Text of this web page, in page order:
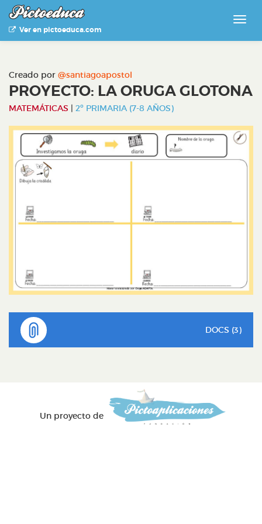
Ver en pictoeduca.com
Creado por @santiagoapostol
PROYECTO: LA ORUGA GLOTONA
MATEMÁTICAS | 2º PRIMARIA (7-8 AÑOS)
DOCS (3)
Un proyecto de